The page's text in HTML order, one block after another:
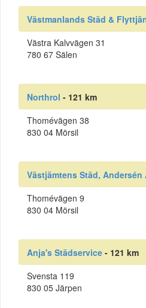
Västmanlands Städ &
Västra Kalvvägen 31
780 67 Sälen
Northrol - 121 km
Thomévägen 38
830 04 Mörsil
Västjämtens Städ, Andersén
Thomévägen 9
830 04 Mörsil
Anja's Städservice - 121 km
Svensta 119
830 05 Järpen